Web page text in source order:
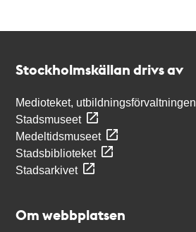
Stockholmskällan drivs av
Medioteket, utbildningsförvaltningen
Stadsmuseet
Medeltidsmuseet
Stadsbiblioteket
Stadsarkivet
Om webbplatsen